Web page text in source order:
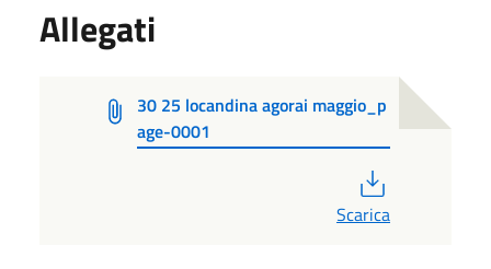
Allegati
30 25 locandina agorai maggio_p
age-0001
Scarica